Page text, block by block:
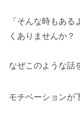
「そんな時もあ
くありませんか？
なぜこのような話
モチベーションが